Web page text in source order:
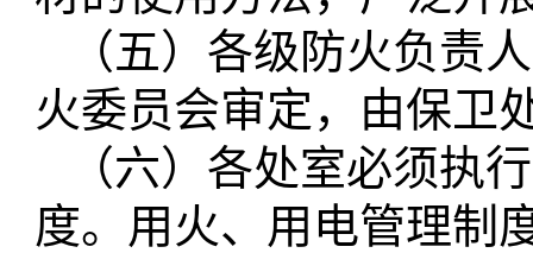
（五）各级防火负责
火委员会审定，由保卫
（六）各处室必须执
度。用火、用电管理制